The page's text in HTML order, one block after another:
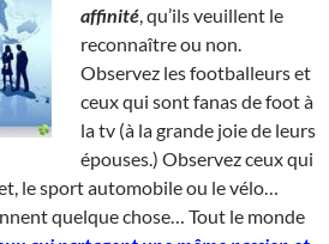
affinité , qu’ils veuillent le
reconnaître ou non.
Observez les footballeurs et
ceux qui sont fanas de foot à
la tv (à la grande joie de leurs
épouses.) Observez ceux qui
le sport automobile ou le vélo…
quelque chose… Tout le monde